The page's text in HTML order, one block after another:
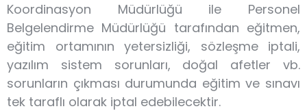
Koordinasyon Müdürlüğü ile Personel
Belgelendirme Müdürlüğü tarafından eğitmen,
eğitim ortamının yetersizliği, sözleşme iptali,
yazılım sistem sorunları, doğal afetler vb.
sorunların çıkması durumunda eğitim ve sınavı
tek taraflı olarak iptal edebilecektir.